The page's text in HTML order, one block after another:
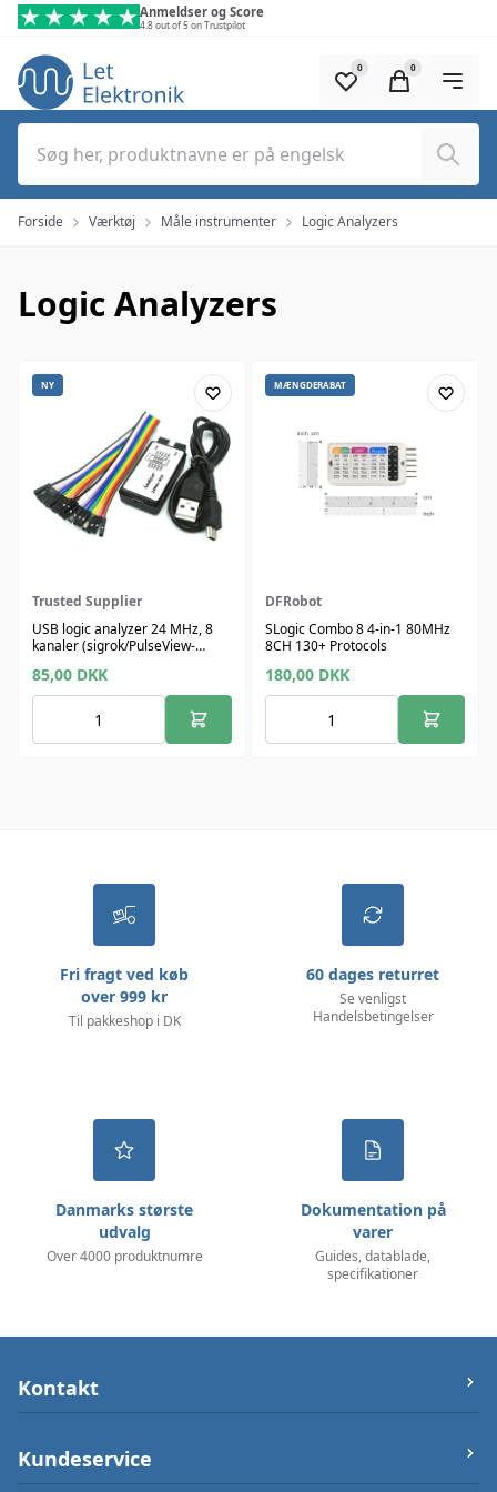
Spring til hovedindhold (tryk på Enter)
Anmeldser og Score
4.8 out of 5 on Trustpilot
Søg
0 0
Forside Værktøj Måle instrumenter Logic Analyzers
Logic Analyzers
NY
Trusted Supplier
USB logic analyzer 24 MHz, 8
kanaler (sigrok/PulseView-
85,00 DKK
MÆNGDERABAT
DFRobot
SLogic Combo 8 4-in-1 80MHz
8CH 130+ Protocols
180,00 DKK
Fri fragt ved køb
over 999 kr
Til pakkeshop i DK
60 dages returret
Se venligst
Handelsbetingelser
Danmarks største
udvalg
Over 4000 produktnumre
Dokumentation på
varer
Guides, datablade,
specifikationer
Kontakt
Østergade 25 (ikke varerlager på adressen),
Kundeservice